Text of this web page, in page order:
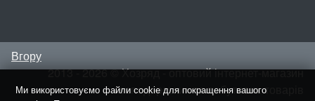
Вгору
2013 - 2026 © Хозряд - оптовий інтернет-магазин
господарських та побутових товарів
Ми використовуємо файли cookie для покращення вашого